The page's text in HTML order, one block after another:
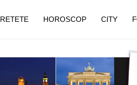
RETETE HOROSCOP CITY
pe măsură ce înaintezi în vârstă